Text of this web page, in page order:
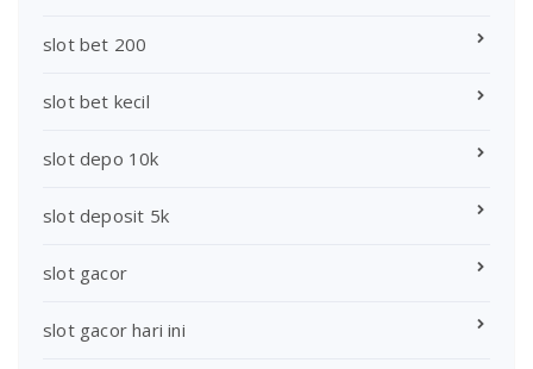
slot bet 200
slot bet kecil
slot depo 10k
slot deposit 5k
slot gacor
slot gacor hari ini